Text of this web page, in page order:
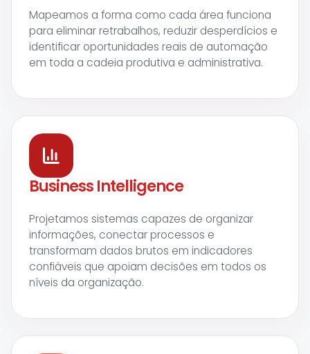
Mapeamos a forma como cada área funciona
para eliminar retrabalhos, reduzir desperdícios e
identificar oportunidades reais de automação
em toda a cadeia produtiva e administrativa.
Business Intelligence
Projetamos sistemas capazes de organizar
informações, conectar processos e
transformam dados brutos em indicadores
confiáveis que apoiam decisões em todos os
níveis da organização.